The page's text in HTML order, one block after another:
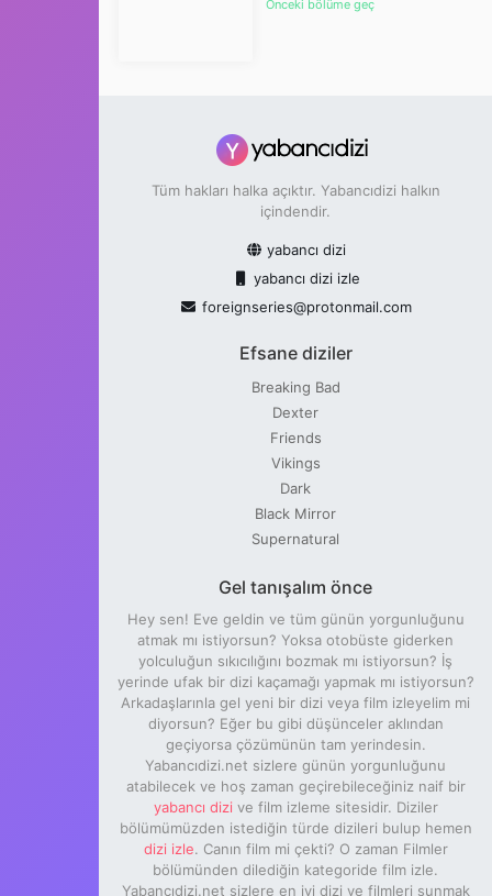
Önceki bölüme geç
Tüm hakları halka açıktır. Yabancıdizi halkın
içindendir.
yabancı dizi
yabancı dizi izle
foreignseries@protonmail.com
Efsane diziler
Breaking Bad
Dexter
Friends
Vikings
Dark
Black Mirror
Supernatural
Gel tanışalım önce
Hey sen! Eve geldin ve tüm günün yorgunluğunu
atmak mı istiyorsun? Yoksa otobüste giderken
yolculuğun sıkıcılığını bozmak mı istiyorsun? İş
yerinde ufak bir dizi kaçamağı yapmak mı istiyorsun?
Arkadaşlarınla gel yeni bir dizi veya film izleyelim mi
diyorsun? Eğer bu gibi düşünceler aklından
geçiyorsa çözümünün tam yerindesin.
Yabancıdizi.net sizlere günün yorgunluğunu
atabilecek ve hoş zaman geçirebileceğiniz naif bir
yabancı dizi ve film izleme sitesidir. Diziler
bölümümüzden istediğin türde dizileri bulup hemen
dizi izle. Canın film mi çekti? O zaman Filmler
bölümünden dilediğin kategoride film izle.
Yabancıdizi.net sizlere en iyi dizi ve filmleri sunmak